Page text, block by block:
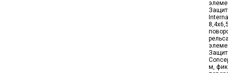
м,